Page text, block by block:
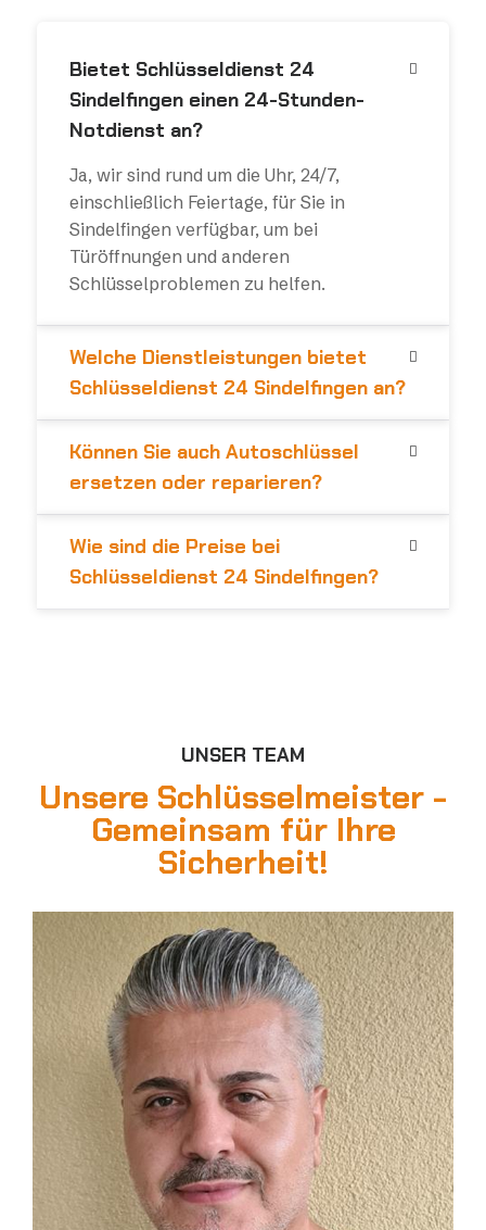
Bietet Schlüsseldienst 24
Sindelfingen einen 24-Stunden-
Notdienst an?
Ja, wir sind rund um die Uhr, 24/7,
einschließlich Feiertage, für Sie in
Sindelfingen verfügbar, um bei
Türöffnungen und anderen
Schlüsselproblemen zu helfen.
Welche Dienstleistungen bietet
Schlüsseldienst 24 Sindelfingen an?
Können Sie auch Autoschlüssel
ersetzen oder reparieren?
Wie sind die Preise bei
Schlüsseldienst 24 Sindelfingen?
UNSER TEAM
Unsere Schlüsselmeister -
Gemeinsam für Ihre
Sicherheit!